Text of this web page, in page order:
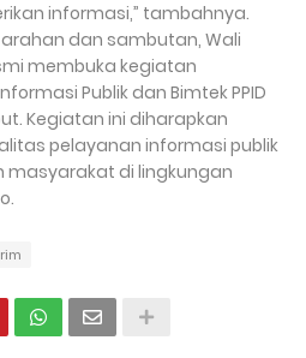
informasi,” tambahnya.
dan sambutan, Wali
membuka kegiatan
Publik dan Bimtek PPID
Kegiatan ini diharapkan
pelayanan informasi publik
masyarakat di lingkungan